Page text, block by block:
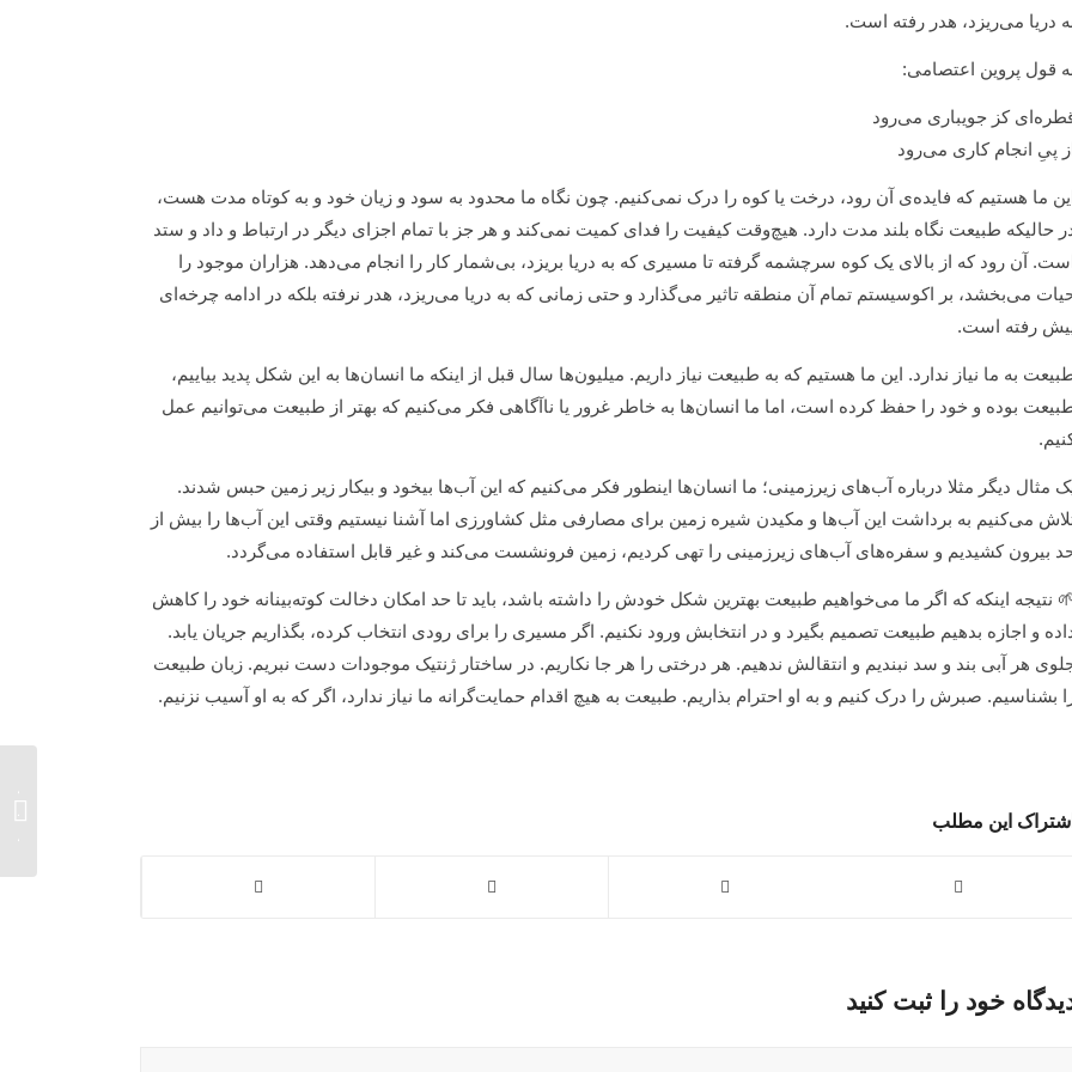
دریا می‌ریزد، هدر رفته است.
قول پروین اعتصامی:
کز جویباری می‌رود
پیِ انجام کاری می‌رود
ما هستیم که فایده‌ی آن رود، درخت یا کوه را درک نمی‌کنیم. چون نگاه ما محدود به سود و زیان خود و به کوتاه مدت هست،
حالیکه طبیعت نگاه بلند مدت دارد. هیچ‌وقت کیفیت را فدای کمیت نمی‌کند و هر جز با تمام اجزای دیگر در ارتباط و داد و ستد
آن رود که از بالای یک کوه سرچشمه گرفته تا مسیری که به دریا بریزد، بی‌شمار کار را انجام می‌دهد. هزاران موجود را
می‌بخشد، بر اکوسیستم تمام آن منطقه تاثیر می‌گذارد و حتی زمانی که به دریا می‌ریزد، هدر نرفته بلکه در ادامه چرخه‌ای
رفته است.
به ما نیاز ندارد. این ما هستیم که به طبیعت نیاز داریم. میلیون‌ها سال قبل از اینکه ما انسان‌ها به این شکل پدید بیاییم،
بوده و خود را حفظ کرده است، اما ما انسان‌ها به خاطر غرور یا ناآگاهی فکر می‌کنیم که بهتر از طبیعت می‌توانیم عمل
مثال دیگر مثلا درباره آب‌های زیرزمینی؛ ما انسان‌ها اینطور فکر می‌کنیم که این آب‌ها بیخود و بیکار زیر زمین حبس شدند.
می‌کنیم به برداشت این آب‌ها و مکیدن شیره زمین برای مصارفی مثل کشاورزی اما آشنا نیستیم وقتی این آب‌ها را بیش از
بیرون کشیدیم و سفره‌های آب‌های زیرزمینی را تهی کردیم، زمین‌ فرونشست می‌کند و غیر قابل استفاده می‌گردد.
نتیجه اینکه که اگر ما می‌خواهیم طبیعت بهترین شکل خودش را داشته باشد، باید تا حد امکان دخالت کوته‌بینانه خود را کاهش
و اجازه بدهیم طبیعت تصمیم بگیرد و در انتخابش ورود نکنیم. اگر مسیری را برای رودی انتخاب کرده، بگذاریم جریان یابد.
هر آبی بند و سد نبندیم و انتقالش ندهیم. هر درختی را هر جا نکاریم. در ساختار ژنتیک موجودات دست نبریم. زبان طبیعت
بشناسیم. صبرش را درک کنیم و به او احترام بذاریم. طبیعت به هیچ اقدام حمایت‌گرانه ما نیاز ندارد، اگر که به او آسیب نزنیم.
اشتراک این مطلب
خود را ثبت کنید